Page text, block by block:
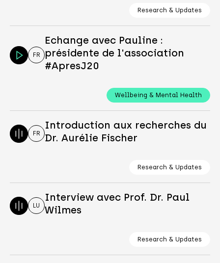
Research & Updates
FR
Echange avec Pauline :
présidente de l'association
#ApresJ20
Wellbeing & Mental Health
FR
Introduction aux recherches du
Dr. Aurélie Fischer
Research & Updates
LU
Interview avec Prof. Dr. Paul
Wilmes
Research & Updates